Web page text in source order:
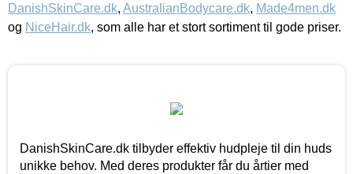
DanishSkinCare.dk, AustralianBodycare.dk, Made4men.dk
og NiceHair.dk, som alle har et stort sortiment til gode priser.
DanishSkinCare.dk tilbyder effektiv hudpleje til din huds
unikke behov. Med deres produkter får du årtier med